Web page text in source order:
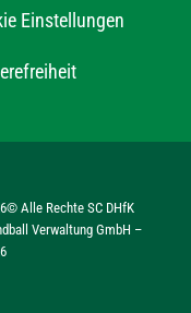
Einstellungen
© Alle Rechte SC DHfK
Verwaltung GmbH –